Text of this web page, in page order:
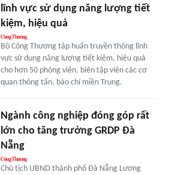
lĩnh vực sử dụng năng lượng tiết
kiệm, hiệu quả
Bộ Công Thương tập huấn truyền thông lĩnh
vực sử dụng năng lượng tiết kiệm, hiệu quả
cho hơn 50 phóng viên, biên tập viên các cơ
quan thông tấn, báo chí miền Trung.
Ngành công nghiệp đóng góp rất
lớn cho tăng trưởng GRDP Đà
Nẵng
Chủ tịch UBND thành phố Đà Nẵng Lương